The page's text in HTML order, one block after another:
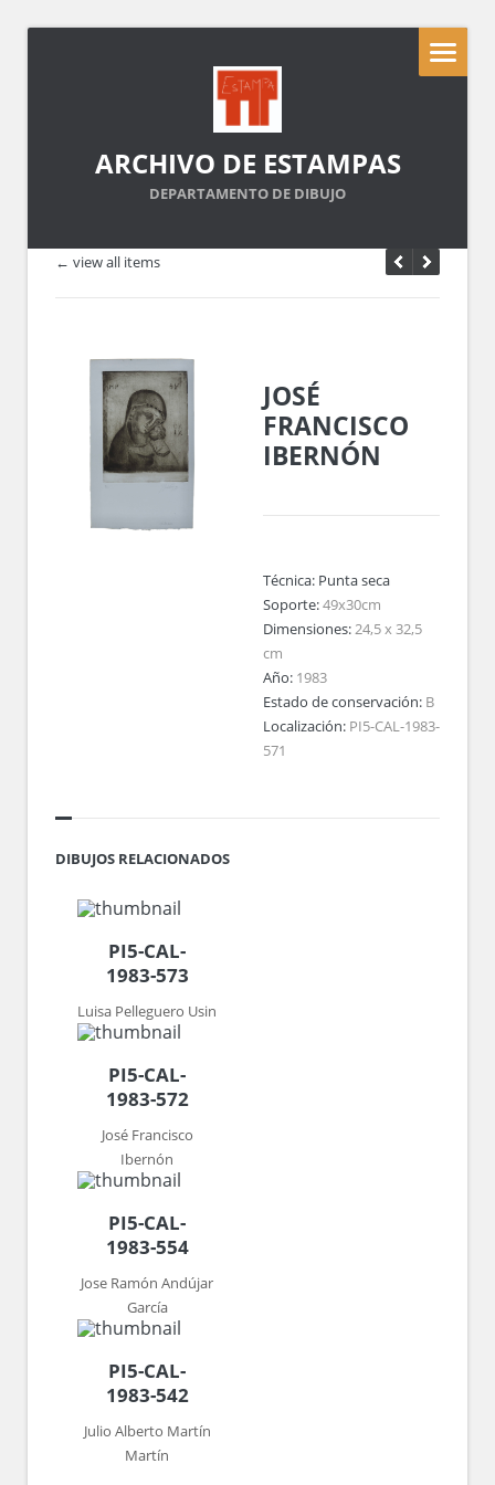
ARCHIVO DE ESTAMPAS
DEPARTAMENTO DE DIBUJO
← view all items
JOSÉ
FRANCISCO
IBERNÓN
Técnica: Punta seca
Soporte:49x30cm
Dimensiones:24,5 x 32,5
cm
Año: 1983
Estado de conservación: B
Localización: PI5-CAL-1983-
571
DIBUJOS RELACIONADOS
PI5-CAL-
1983-573
Luisa Pelleguero Usin
PI5-CAL-
1983-572
José Francisco
Ibernón
PI5-CAL-
1983-554
Jose Ramón Andújar
García
PI5-CAL-
1983-542
Julio Alberto Martín
Martín